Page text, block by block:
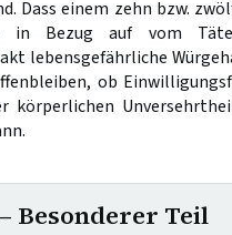
Dass einem zehn bzw.
in Bezug auf vom
lebensgefährliche
ob
körperlichen
Besonderer Teil